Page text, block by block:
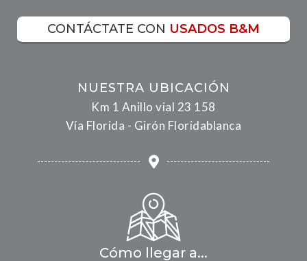
CONTÁCTATE CON USADOS B&M
NUESTRA UBICACIÓN
Km 1 Anillo vial 23 158
Vía Florida - Girón Floridablanca
Cómo llegar a...